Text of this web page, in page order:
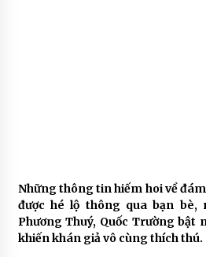
Những thông tin hiếm hoi về
được hé lộ thông qua bạn bè,
Phương Thuý, Quốc Trường bật
khiến khán giả vô cùng thích thú.